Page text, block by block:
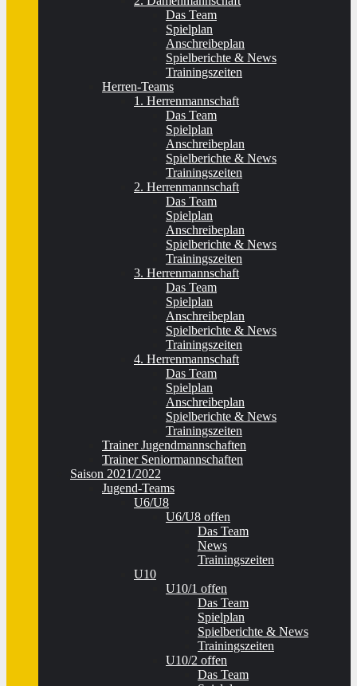
Das Team
Spielplan
Anschreibeplan
Spielberichte & News
Trainingszeiten
Herren-Teams
1. Herrenmannschaft
Das Team
Spielplan
Anschreibeplan
Spielberichte & News
Trainingszeiten
2. Herrenmannschaft
Das Team
Spielplan
Anschreibeplan
Spielberichte & News
Trainingszeiten
3. Herrenmannschaft
Das Team
Spielplan
Anschreibeplan
Spielberichte & News
Trainingszeiten
4. Herrenmannschaft
Das Team
Spielplan
Anschreibeplan
Spielberichte & News
Trainingszeiten
Trainer Jugendmannschaften
Trainer Seniormannschaften
Saison 2021/2022
Jugend-Teams
U6/U8
U6/U8 offen
Das Team
News
Trainingszeiten
U10
U10/1 offen
Das Team
Spielplan
Spielberichte & News
Trainingszeiten
U10/2 offen
Das Team